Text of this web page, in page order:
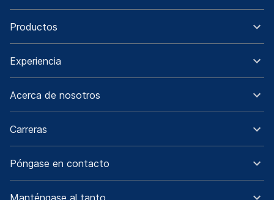
Productos
Experiencia
Acerca de nosotros
Carreras
Póngase en contacto